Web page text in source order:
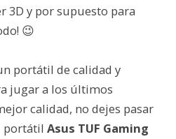
3D y por supuesto para
😉
portátil de calidad y
jugar a los últimos
calidad, no dejes pasar
portátil Asus TUF Gaming